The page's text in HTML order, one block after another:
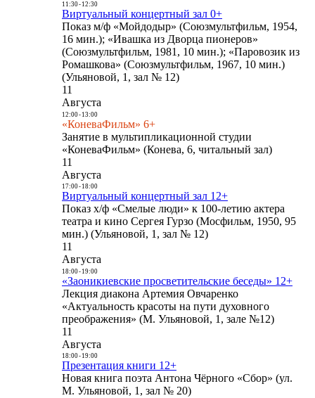
11:30- 12:30
Виртуальный концертный зал 0+
Показ м/ф «Мойдодыр» (Союзмультфильм, 1954,
16 мин.); «Ивашка из Дворца пионеров»
(Союзмультфильм, 1981, 10 мин.); «Паровозик из
Ромашкова» (Союзмультфильм, 1967, 10 мин.)
(Ульяновой, 1, зал № 12)
11
Августа
12:00- 13:00
«КоневаФильм» 6+
Занятие в мультипликационной студии
«КоневаФильм» (Конева, 6, читальный зал)
11
Августа
17:00- 18:00
Виртуальный концертный зал 12+
Показ х/ф «Смелые люди» к 100-летию актера
театра и кино Сергея Гурзо (Мосфильм, 1950, 95
мин.) (Ульяновой, 1, зал № 12)
11
Августа
18:00- 19:00
«Заоникиевские просветительские беседы» 12+
Лекция диакона Артемия Овчаренко
«Актуальность красоты на пути духовного
преображения» (М. Ульяновой, 1, зале №12)
11
Августа
18:00- 19:00
Презентация книги 12+
Новая книга поэта Антона Чёрного «Сбор» (ул.
М. Ульяновой, 1, зал № 20)